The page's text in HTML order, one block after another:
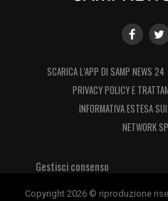
SCARICA L’APP DI SAMP NEWS 24
PRIVACY POLICY E
INFORMATIVA ESTESA
NETWORK
Gestisci consenso
Copyright 2026 © riproduzione